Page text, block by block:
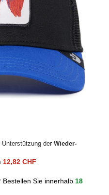
der Wieder-
12,82 CHF
Bestellen Sie innerhalb 18